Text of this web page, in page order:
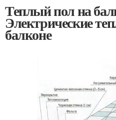
Теплый пол на
Электрические
балконе